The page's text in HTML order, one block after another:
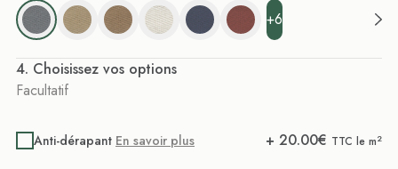
+6
. Choisissez vos options
Facultatif
Anti-dérapant En savoir plus + 20.00€ TTC le m2